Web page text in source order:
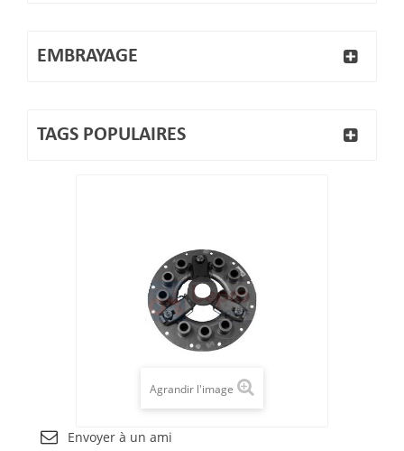
EMBRAYAGE
TAGS POPULAIRES
Agrandir l'image
Envoyer à un ami